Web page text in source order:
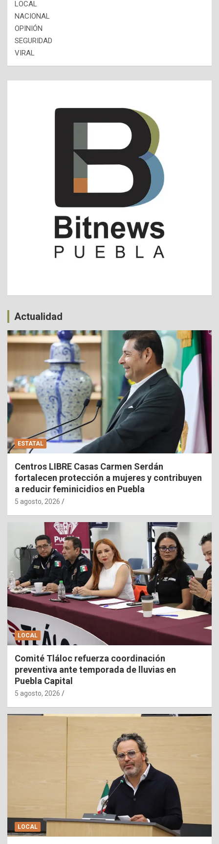
LOCAL
NACIONAL
OPINIÓN
SEGURIDAD
VIRAL
Actualidad
ESTATAL
Centros LIBRE Casas Carmen Serdán
fortalecen protección a mujeres y contribuyen
a reducir feminicidios en Puebla
5 agosto, 2026
LOCAL
Comité Tláloc refuerza coordinación
preventiva ante temporada de lluvias en
Puebla Capital
5 agosto, 2026
LOCAL